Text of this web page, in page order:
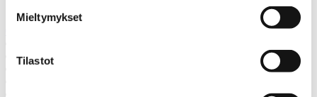
Mieltymykset
Tilastot
Pyydä tarjous
Ota yhteyttä